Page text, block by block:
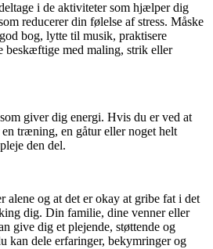
i de aktiviteter som hjælper dig
reducerer din følelse af stress. Måske
bog, lytte til musik, praktisere
beskæftige med maling, strik eller
giver dig energi. Hvis du er ved at
træning, en gåtur eller noget helt
den del.
alene og at det er okay at gribe fat i det
dig. Din familie, dine venner eller
give dig et plejende, støttende og
kan dele erfaringer, bekymringer og